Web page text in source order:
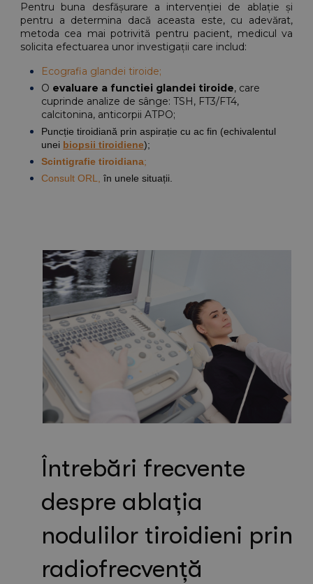
Pentru buna desfășurare a intervenției de ablație și
pentru a determina dacă aceasta este, cu adevărat,
metoda cea mai potrivită pentru pacient, medicul va
solicita efectuarea unor investigații care includ:
Ecografia glandei tiroide;
O evaluare a functiei glandei tiroide, care
cuprinde analize de sânge: TSH, FT3/FT4,
calcitonina, anticorpii ATPO;
Puncție tiroidiană prin aspirație cu ac fin (echivalentul
unei biopsii tiroidiene);
Scintigrafie tiroidiana;
Consult ORL, în unele situații.
Întrebări frecvente
despre ablația
nodulilor tiroidieni prin
radiofrecvență